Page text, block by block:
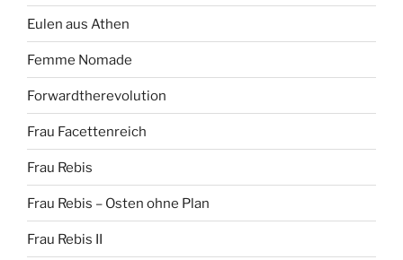
Eulen aus Athen
Femme Nomade
Forwardtherevolution
Frau Facettenreich
Frau Rebis
Frau Rebis – Osten ohne Plan
Frau Rebis II